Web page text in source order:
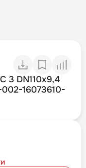
3 DN110х9,4
002-16073610-